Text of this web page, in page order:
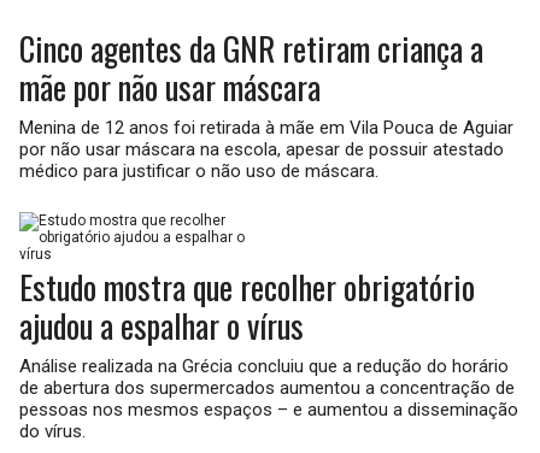
Cinco agentes da GNR retiram criança a
mãe por não usar máscara
Menina de 12 anos foi retirada à mãe em Vila Pouca de Aguiar
por não usar máscara na escola, apesar de possuir atestado
médico para justificar o não uso de máscara.
Estudo mostra que recolher obrigatório
ajudou a espalhar o vírus
Análise realizada na Grécia concluiu que a redução do horário
de abertura dos supermercados aumentou a concentração de
pessoas nos mesmos espaços – e aumentou a disseminação
do vírus.